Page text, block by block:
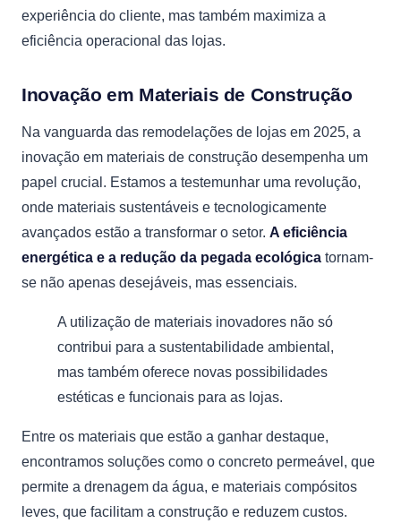
experiência do cliente, mas também maximiza a
eficiência operacional das lojas.
Inovação em Materiais de Construção
Na vanguarda das remodelações de lojas em 2025, a
inovação em materiais de construção desempenha um
papel crucial. Estamos a testemunhar uma revolução,
onde materiais sustentáveis e tecnologicamente
avançados estão a transformar o setor. A eficiência
energética e a redução da pegada ecológica tornam-
se não apenas desejáveis, mas essenciais.
A utilização de materiais inovadores não só
contribui para a sustentabilidade ambiental,
mas também oferece novas possibilidades
estéticas e funcionais para as lojas.
Entre os materiais que estão a ganhar destaque,
encontramos soluções como o concreto permeável, que
permite a drenagem da água, e materiais compósitos
leves, que facilitam a construção e reduzem custos.